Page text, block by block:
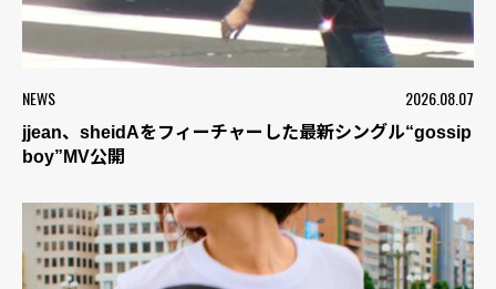
NEWS 2026.08.07
jjean、sheidAをフィーチャーした最新シングル“gossip
boy”MV公開